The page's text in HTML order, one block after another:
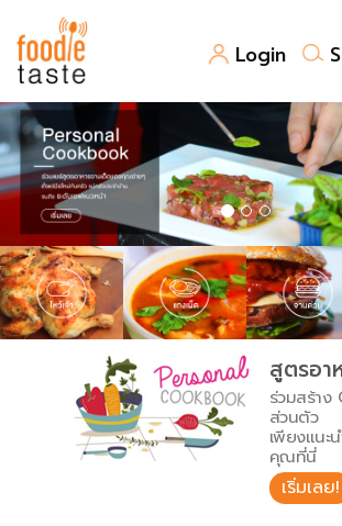
Login
สูตรอาหาร
สูตรอาหารล่าสุด
Top Foodie
พาไปชิม
สารพันก้นครัว
เคล็ดลับน่ารู้
เปรียบเทียบหน่วยการตวง
เปรียบเทียบอุณหภูมิ
เปรียบเทียบน้ำหนักวัตถุดิบ
FoodPedia
สร้าง Cookbook
สูตรอา
ร่วมสร้าง
ส่วนตัว
เพียงแนะ
คุณที่นี่
เริ่มเลย!